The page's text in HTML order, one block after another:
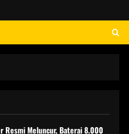
Resmi Meluncur, Baterai 8.000